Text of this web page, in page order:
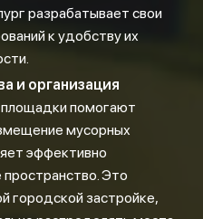
разрабатывает свои
к удобству их
и организация
помогают
мусорных
эффективно
Это
городской застройке,